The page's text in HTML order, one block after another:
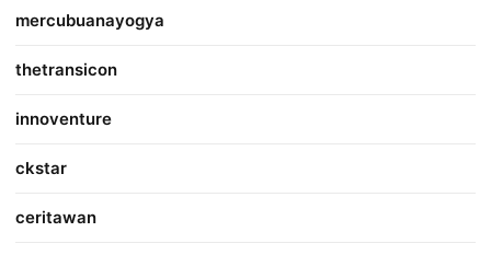
mercubuanayogya
thetransicon
innoventure
ckstar
ceritawan